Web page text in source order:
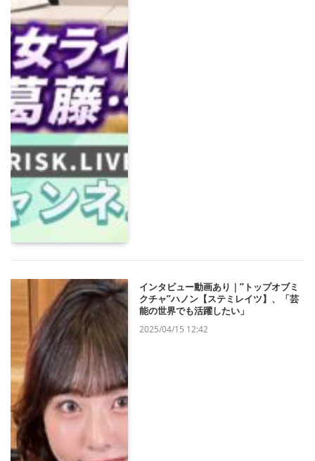
インタビュー動画あり｜”トップオブミ
クチャ”ハノン【ステミレイツ】、「芸
能の世界でも活躍したい」
2025/04/15 12:42